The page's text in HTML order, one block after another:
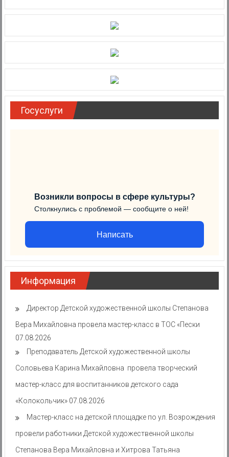
Госуслуги
Возникли вопросы в сфере культуры?
Столкнулись с проблемой — сообщите о ней!
Написать
Информация
Директор Детской художественной школы Степанова
Вера Михайловна провела мастер-класс в ТОС «Пески
07.08.2026
Преподаватель Детской художественной школы
Соловьева Карина Михайловна провела творческий
мастер-класс для воспитанников детского сада
«Колокольчик» 07.08.2026
Мастер-класс на детской площадке по ул. Возрождения
провели работники Детской художественной школы
Степанова Вера Михайловна и Хитрова Татьяна